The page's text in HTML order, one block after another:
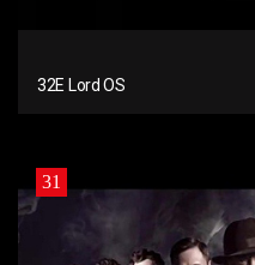
32E Lord OS
31